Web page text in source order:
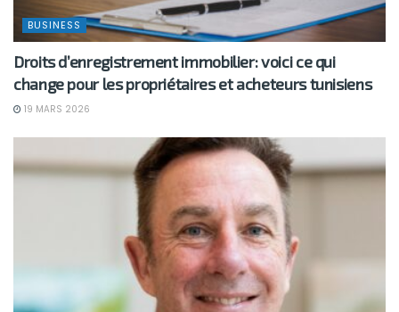
BUSINESS
Droits d’enregistrement immobilier: voici ce qui
change pour les propriétaires et acheteurs tunisiens
19 MARS 2026